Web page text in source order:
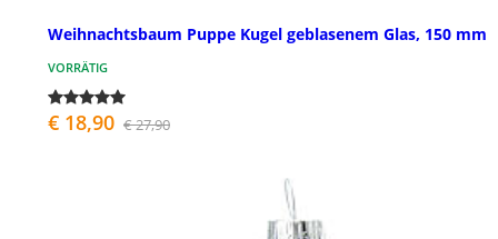
Weihnachtsbaum Puppe Kugel geblasenem Glas, 150 mm
VORRÄTIG
€ 18,90 € 27,90